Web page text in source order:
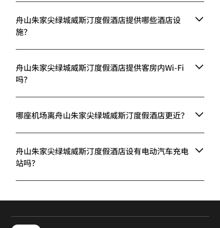
舟山朱家尖绿城威斯汀度假酒店提供哪些酒店设
施？
舟山朱家尖绿城威斯汀度假酒店提供客房内Wi-Fi
吗？
哪座机场离舟山朱家尖绿城威斯汀度假酒店更近？
舟山朱家尖绿城威斯汀度假酒店设有电动汽车充电
站吗？